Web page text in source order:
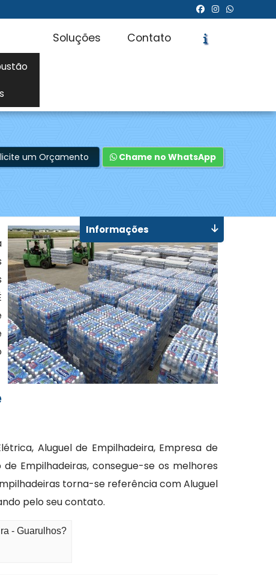
Soluções Contato
um Orçamento Chame no WhatsApp
Aluguel de Empilhadeira, Empresa de
Empilhadeiras, consegue-se os melhores
torna-se referência com Aluguel
pelo seu contato.
- Guarulhos?
Informações